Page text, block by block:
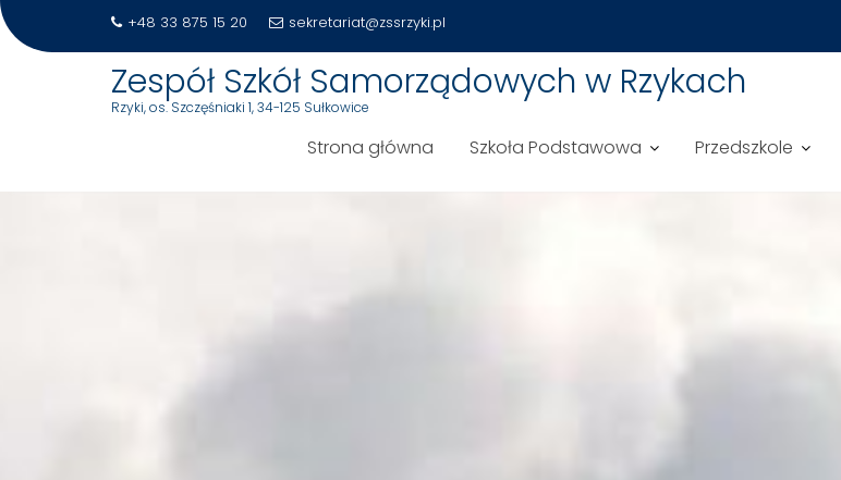
+48 33 875 15 20 sekretariat@zssrzyki.pl
Zespół Szkół Samorządowych w Rzykach
Rzyki, os. Szczęśniaki 1, 34-125 Sułkowice
Strona główna Szkoła Podstawowa Przedszkole